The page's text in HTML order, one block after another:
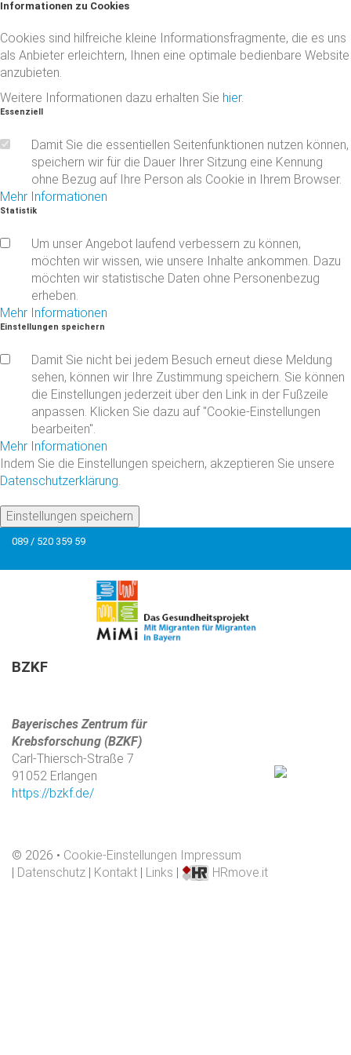
Informationen zu Cookies
Cookies sind hilfreiche kleine Informationsfragmente, die es uns
als Anbieter erleichtern, Ihnen eine optimale bedienbare Website
anzubieten.
Weitere Informationen dazu erhalten Sie hier.
Essenziell
Damit Sie die essentiellen Seitenfunktionen nutzen können,
speichern wir für die Dauer Ihrer Sitzung eine Kennung
ohne Bezug auf Ihre Person als Cookie in Ihrem Browser.
Mehr Informationen
Statistik
Um unser Angebot laufend verbessern zu können,
möchten wir wissen, wie unsere Inhalte ankommen. Dazu
möchten wir statistische Daten ohne Personenbezug
erheben.
Mehr Informationen
Einstellungen speichern
Damit Sie nicht bei jedem Besuch erneut diese Meldung
sehen, können wir Ihre Zustimmung speichern. Sie können
die Einstellungen jederzeit über den Link in der Fußzeile
anpassen. Klicken Sie dazu auf "Cookie-Einstellungen
bearbeiten".
Mehr Informationen
Indem Sie die Einstellungen speichern, akzeptieren Sie unsere
Datenschutzerklärung.
Einstellungen speichern
089 / 520 359 59
BZKF
Bayerisches Zentrum für
Krebsforschung (BZKF)
Carl-Thiersch-Straße 7
91052 Erlangen
https://bzkf.de/
© 2026 Cookie-Einstellungen Impressum
| Datenschutz | Kontakt | Links | HRmove.it